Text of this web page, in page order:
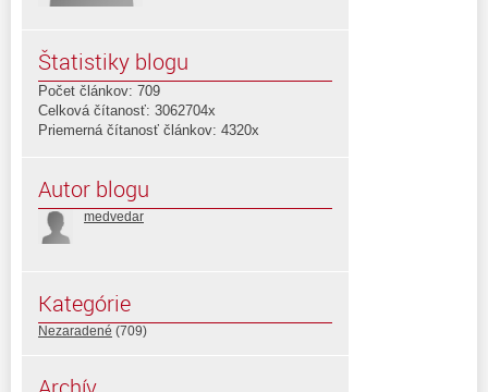
Štatistiky blogu
Počet článkov: 709
Celková čítanosť: 3062704x
Priemerná čítanosť článkov: 4320x
Autor blogu
medvedar
Kategórie
Nezaradené (709)